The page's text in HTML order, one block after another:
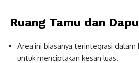
Ruang Tamu dan
Area ini biasanya terintegrasi
untuk menciptakan kesan luas.